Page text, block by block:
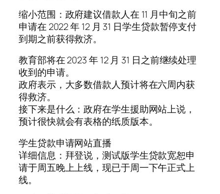
缩小范围：政府建议借款人在 11 月中旬之前
申请在 2022 年 12 月 31 日学生贷款暂停支付
到期之前获得救济。
教育部将在 2023 年 12 月 31 日之前继续处理
收到的申请。
政府表示，大多数借款人预计将在六周内获
得救济。
接下来是什么：政府在学生援助网站上说，
预计很快就会有表格的纸质版本。
学生贷款申请网站直播
详细信息：拜登说，测试版学生贷款宽恕申
请于周五晚上上线，现已于周一下午正式上
线。